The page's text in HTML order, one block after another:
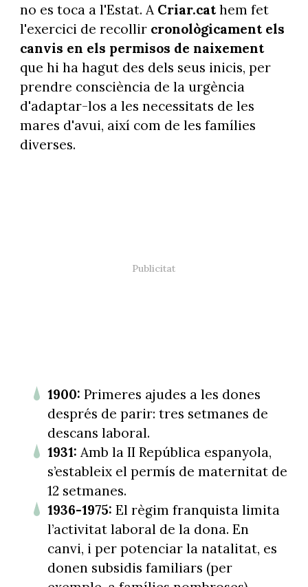
no es toca a l'Estat. A Criar.cathem fet
l'exercici de recollir cronològicament els
canvis en els permisos de naixement
que hi ha hagut des dels seus inicis, per
prendre consciència de la urgència
d'adaptar-los a les necessitats de les
mares d'avui, així com de les famílies
diverses.
1900: Primeres ajudes a les dones
després de parir: tres setmanes de
descans laboral.
1931: Amb la II República espanyola,
s’estableix el permís de maternitat de
12 setmanes.
1936-1975: El règim franquista limita
l’activitat laboral de la dona. En
canvi, i per potenciar la natalitat, es
donen subsidis familiars (per